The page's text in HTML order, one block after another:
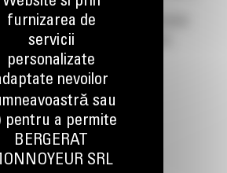
despre acest post, va rugam sa ne
la adresa:
furnizarea de
servicii
personalizate
nevoilor
sau
pentru a permite
BERGERAT
SRL